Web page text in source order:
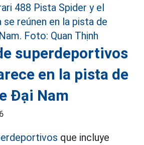
superdeportivos
en la pista de
Đại Nam
que incluye